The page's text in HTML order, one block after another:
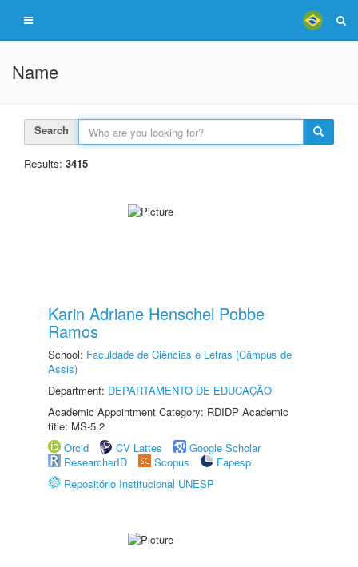
Name
Search
Results: 3415
Karin Adriane Henschel Pobbe
Ramos
School: Faculdade de Ciências e Letras (Câmpus de
Assis)
Department: DEPARTAMENTO DE EDUCAÇÃO
Academic Appointment Category: RDIDP Academic
title: MS-5.2
Orcid
CV Lattes
Google Scholar
ResearcherID
Scopus
Fapesp
Repositório Institucional UNESP